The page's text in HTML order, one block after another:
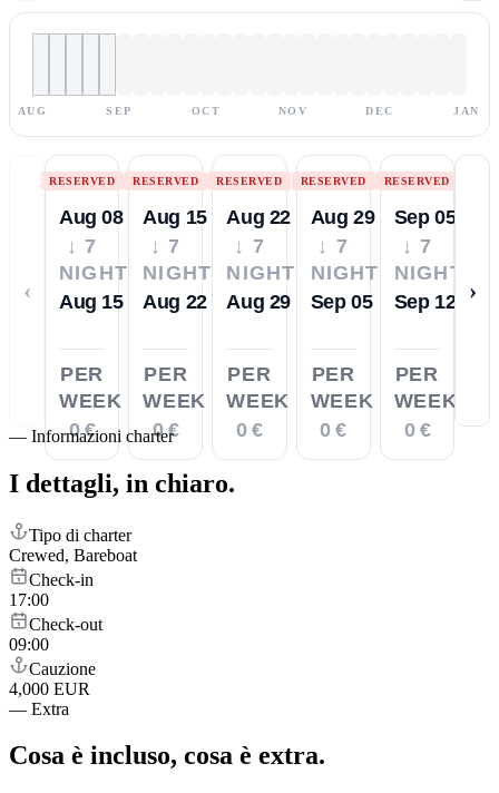
AUG SEP OCT NOV DEC JAN
‹
RESERVED
Aug 08
↓ 7
NIGHTS
Aug 15
PER
WEEK
0 €
RESERVED
Aug 15
↓ 7
NIGHTS
Aug 22
PER
WEEK
0 €
RESERVED
Aug 22
↓ 7
NIGHTS
Aug 29
PER
WEEK
0 €
RESERVED
Aug 29
↓ 7
NIGHTS
Sep 05
PER
WEEK
0 €
RESERVED
Sep 05
↓ 7
NIGHTS
Sep 12
PER
WEEK
0 €
›
— Informazioni charter
I dettagli, in chiaro.
Tipo di charter
Crewed, Bareboat
Check-in
17:00
Check-out
09:00
Cauzione
4,000 EUR
— Extra
Cosa è incluso, cosa è extra.